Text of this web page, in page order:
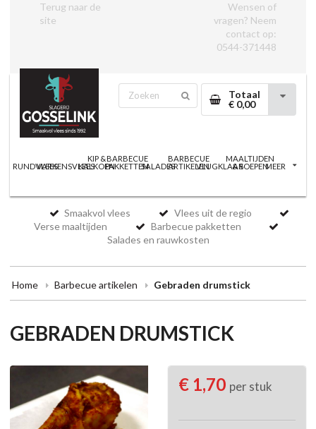
Terug naar de
site
Wensen of
vragen? Neem
contact op:
0544-371448
Totaal
€ 0,00
RUNDVLEESVARKENSVLEES
KIP &
KALKOEN
BARBECUE
PAKKETTENSALADES
BARBECUE
ARTIKELENVLUGKLAAR
MAALTIJDEN
& SOEPENMEER
Smaakvol vlees
Vlees uit de regio
Verse maaltijden
Barbecue pakketten
Salades en rauwkosten
Home Barbecue artikelen Gebraden drumstick
GEBRADEN DRUMSTICK
€ 1,70 per stuk